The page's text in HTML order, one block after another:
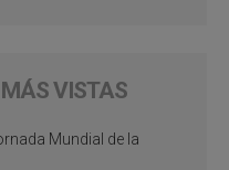
VISTAS
Mundial de la